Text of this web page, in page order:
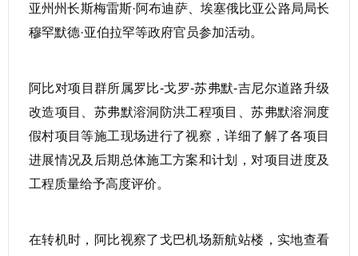
亚州州长斯梅雷斯·阿布迪萨、埃塞俄比亚公路局局长
穆罕默德·亚伯拉罕等政府官员参加活动。
阿比对项目群所属罗比-戈罗-苏弗默-吉尼尔道路升级
改造项目、苏弗默溶洞防洪工程项目、苏弗默溶洞度
假村项目等施工现场进行了视察，详细了解了各项目
进展情况及后期总体施工方案和计划，对项目进度及
工程质量给予高度评价。
在转机时，阿比视察了戈巴机场新航站楼，实地查看